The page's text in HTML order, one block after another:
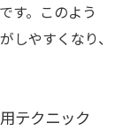
す。このよう
しやすくなり、
テクニック